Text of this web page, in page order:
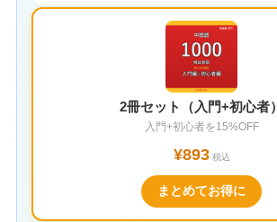
2冊セット（入門+初心者）
入門+初心者を15%OFF
¥893税込
まとめてお得に